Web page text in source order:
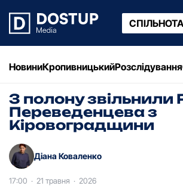
СПІЛЬНОТА
НовиниКропивницькийРозслідування
З полону звільнили
Переведенцева з
Кіровоградщини
Діана Коваленко
17:00 · 21 травня · 2026